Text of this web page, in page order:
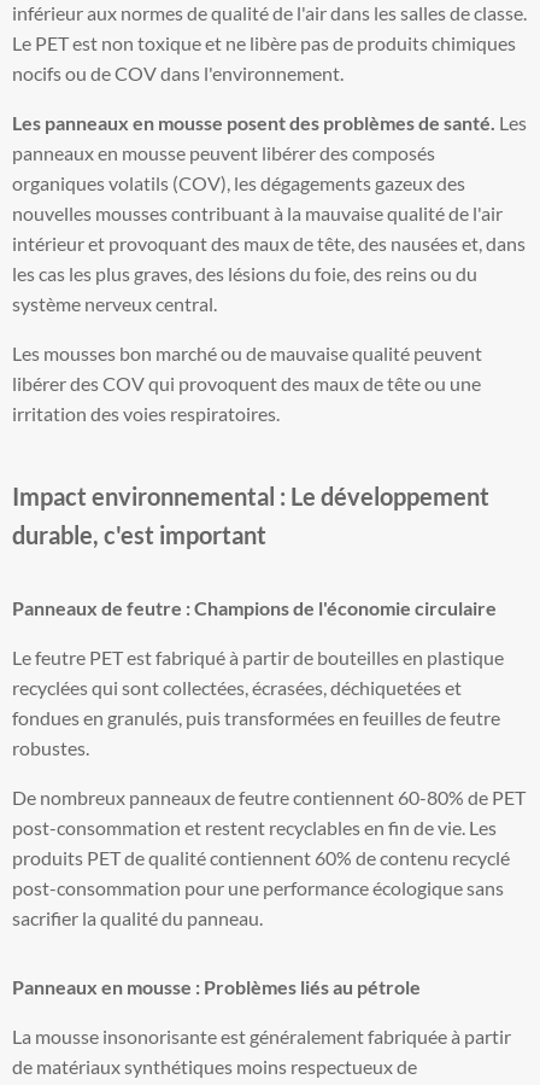
inférieur aux normes de qualité de l'air dans les salles de classe.
Le PET est non toxique et ne libère pas de produits chimiques
nocifs ou de COV dans l'environnement.
Les panneaux en mousse posent des problèmes de santé. Les
panneaux en mousse peuvent libérer des composés
organiques volatils (COV), les dégagements gazeux des
nouvelles mousses contribuant à la mauvaise qualité de l'air
intérieur et provoquant des maux de tête, des nausées et, dans
les cas les plus graves, des lésions du foie, des reins ou du
système nerveux central.
Les mousses bon marché ou de mauvaise qualité peuvent
libérer des COV qui provoquent des maux de tête ou une
irritation des voies respiratoires.
Impact environnemental : Le développement
durable, c'est important
Panneaux de feutre : Champions de l'économie circulaire
Le feutre PET est fabriqué à partir de bouteilles en plastique
recyclées qui sont collectées, écrasées, déchiquetées et
fondues en granulés, puis transformées en feuilles de feutre
robustes.
De nombreux panneaux de feutre contiennent 60-80% de PET
post-consommation et restent recyclables en fin de vie. Les
produits PET de qualité contiennent 60% de contenu recyclé
post-consommation pour une performance écologique sans
sacrifier la qualité du panneau.
Panneaux en mousse : Problèmes liés au pétrole
La mousse insonorisante est généralement fabriquée à partir
de matériaux synthétiques moins respectueux de